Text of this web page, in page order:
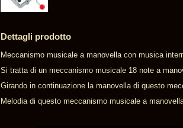
Dettagli prodotto
Meccanismo musicale a manovella con musica
Si tratta di un meccanismo musicale 18 note a
Girando in continuazione la manovella di questo
Melodia di questo meccanismo musicale a